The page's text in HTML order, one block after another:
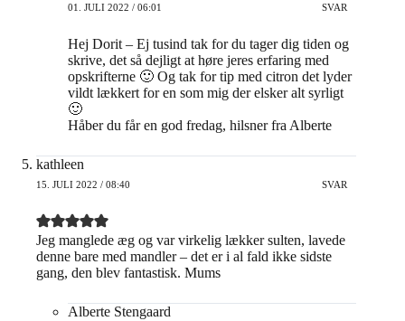
01. JULI 2022 / 06:01 SVAR
Hej Dorit – Ej tusind tak for du tager dig tiden og
skrive, det så dejligt at høre jeres erfaring med
opskrifterne 🙂 Og tak for tip med citron det lyder
vildt lækkert for en som mig der elsker alt syrligt
🙂
Håber du får en god fredag, hilsner fra Alberte
kathleen
15. JULI 2022 / 08:40 SVAR
Jeg manglede æg og var virkelig lækker sulten, lavede
denne bare med mandler – det er i al fald ikke sidste
gang, den blev fantastisk. Mums
Alberte Stengaard